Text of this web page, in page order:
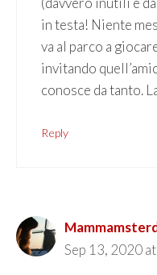
in testa! Niente
va al parco a
invitando
conosce da tanto.
Reply
Sep 13, 2020